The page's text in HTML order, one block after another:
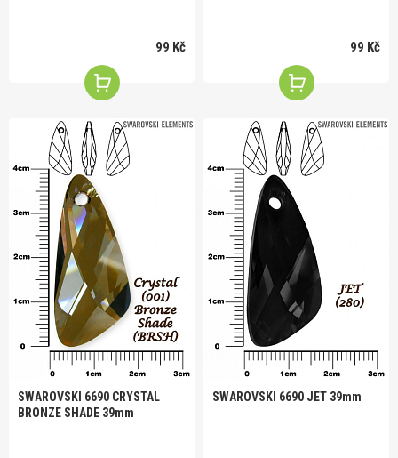
99 Kč 99 Kč
SWAROVSKI 6690 CRYSTAL
BRONZE SHADE 39mm
SWAROVSKI 6690 JET 39mm